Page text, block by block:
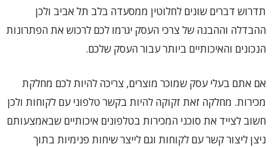
תדרוש דברים שונים לחלוטין ממסעדה בלב תל אביב ולכן
ההבדלה וההבנה של צרכי העסק יגרמו לכם לרכוש את הפתרונות
הנכונים והאיכותיים ביותר עבור העסק שלכם.
אם אתם בעלי עסק שמוכר מוצרים, צריכה להיות לכם מחלקת
מכירות. מחלקה זאת זקוקה להיות בקשר טלפוני עם לקוחות ולכן
חשוב לצייד את סוכני המכירות בטלפונים איכותיים שבאמצעותם
ניצן ליצור קשר עם לקוחות וגם לייצר שיחות פנימיות בתוך